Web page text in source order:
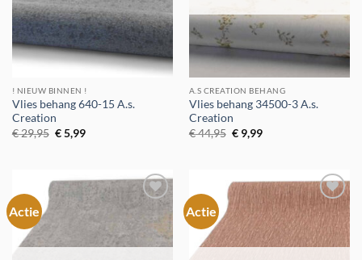
! NIEUW BINNEN !
Vlies behang 640-15 A.s.
Creation
€29,95 Oorspronkelijke
prijs
€5,99Huidige
A.S CREATION BEHANG
Vlies behang 34500-3 A.s.
Creation
€44,95 Oorspronkelijke
prijs
€9,99Huidige
Actie
Toevoegen
verlanglijst
Actie
Toevoegen
aan
verlanglijst